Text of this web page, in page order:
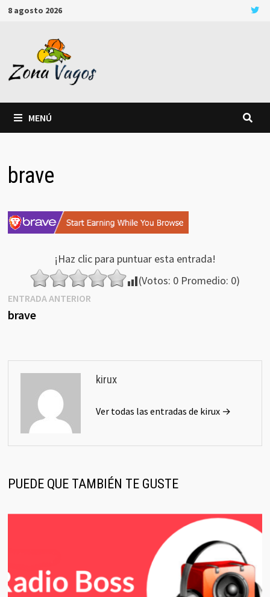
Saltar
8 agosto 2026
MENÚ
brave
¡Haz clic para puntuar esta entrada!
(Votos: 0Promedio: 0)
Navegación
de
ENTRADA ANTERIOREntrada
brave
kirux
Ver todas las entradas de kirux →
PUEDE QUE TAMBIÉN TE GUSTE